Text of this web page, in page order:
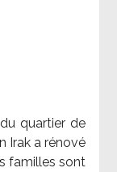
quartier de
Irak a rénové
familles sont